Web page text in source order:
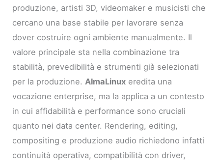
produzione, artisti 3D, videomaker e musicisti che
cercano una base stabile per lavorare senza
dover costruire ogni ambiente manualmente. Il
valore principale sta nella combinazione tra
stabilità, prevedibilità e strumenti già selezionati
per la produzione. AlmaLinux eredita una
vocazione enterprise, ma la applica a un contesto
in cui affidabilità e performance sono cruciali
quanto nei data center. Rendering, editing,
compositing e produzione audio richiedono infatti
continuità operativa, compatibilità con driver,